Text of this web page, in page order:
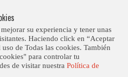
su experiencia y tener unas
Haciendo click en “Aceptar
de Todas las cookies. También
para controlar tu
de visitar nuestra Política de